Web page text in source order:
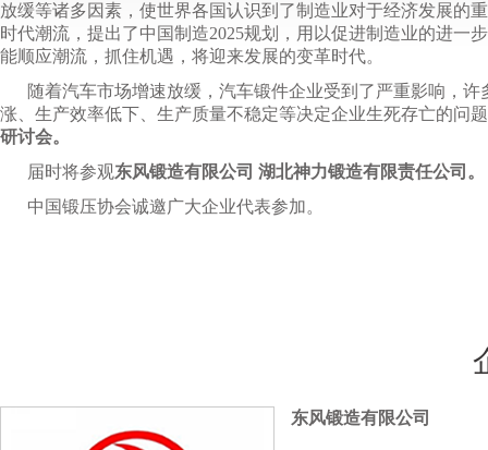
放缓等诸多因素，使世界各国认识到了制造业对于经济发展的
时代潮流，提出了中国制造2025规划，用以促进制造业的进一
能顺应潮流，抓住机遇，将迎来发展的变革时代。
随着汽车市场增速放缓，汽车锻件企业受到了严重影响，
涨、生产效率低下、生产质量不稳定等决定企业生死存亡的问
研讨会。
届时将参观东风锻造有限公司 湖北神力锻造有限责任公司。
中国锻压协会诚邀广大企业代表参加。
东风锻造有限公司